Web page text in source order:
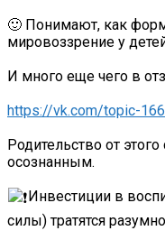
🙂 Понимают, как
мировоззрение у
И много еще чего в
https://vk.com/topic-
Родительство от
осознанным.
Инвестиции в
силы) тратятся